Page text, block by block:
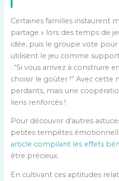
Certaines familles instaurent
partage » lors des temps de
idée, puis le groupe vote pour
utilisent le jeu comme
: “Si vous arrivez à construire
choisir le goûter !” Avec cette
perdants, mais une
liens renforcés !
Pour découvrir d’autres
petites tempêtes
article compilant les effets
être précieux.
En cultivant ces aptitudes